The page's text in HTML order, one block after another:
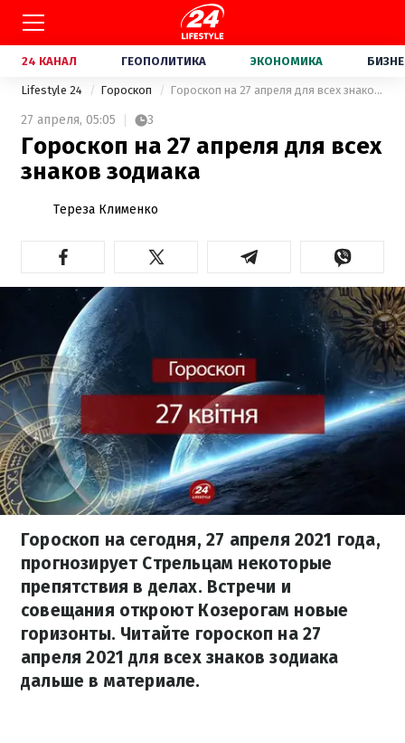
24 КАНАЛ ГЕОПОЛИТИКА ЭКОНОМИКА
Lifestyle 24 Гороскоп Гороскоп на 27 апреля для всех знаков зодиака
27 апреля, 05:05 3
Гороскоп на 27 апреля для всех
знаков зодиака
Тереза Клименко
Гороскоп на сегодня, 27 апреля 2021 года,
прогнозирует Стрельцам некоторые
препятствия в делах. Встречи и
совещания откроют Козерогам новые
горизонты. Читайте гороскоп на 27
апреля 2021 для всех знаков зодиака
дальше в материале.